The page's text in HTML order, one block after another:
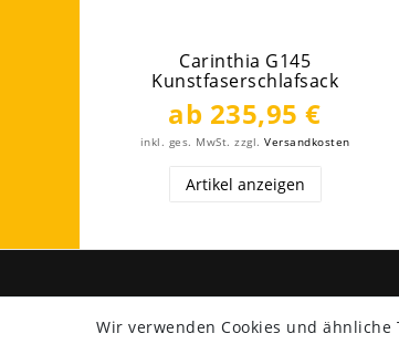
Carinthia G145
Kunstfaserschlafsack
ab 235,95 €
inkl. ges. MwSt. zzgl.Versandkosten
Artikel anzeigen
Wir verwenden Cookies und